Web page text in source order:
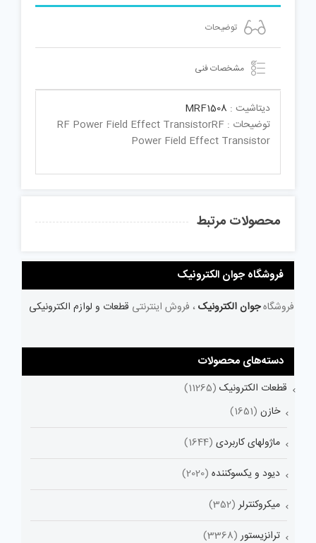
توضیحات
مشخصات فنی
دیتاشیت : MRF1508
توضیحات : RF Power Field Effect TransistorRF
Power Field Effect Transistor
محصولات مرتبط
فروشگاه جوان الکترونیک
فروشگاهجوان الکترونیک ، فروش اینترنتی قطعات و لوازم الکترونیکی
دسته‌های محصولات
قطعات الکترونیک (11265)
خازن (1651)
ماژولهای کاربردی (1644)
دیود و یکسوکننده (2020)
میکروکنترلر (352)
ترانزیستور (3368)